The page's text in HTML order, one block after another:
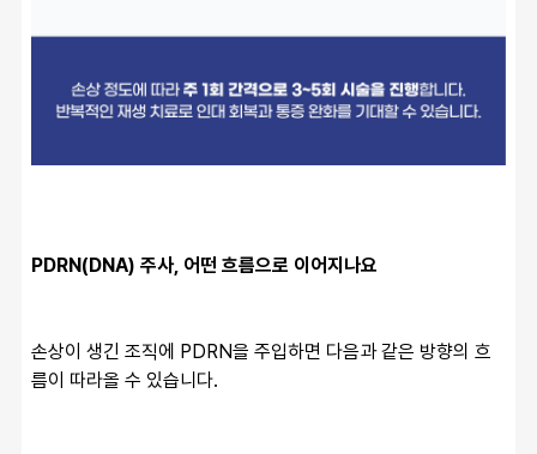
PDRN(DNA) 주사, 어떤 흐름으로 이어지나요
손상이 생긴 조직에 PDRN을 주입하면 다음과 같은 방향의 흐
름이 따라올 수 있습니다.